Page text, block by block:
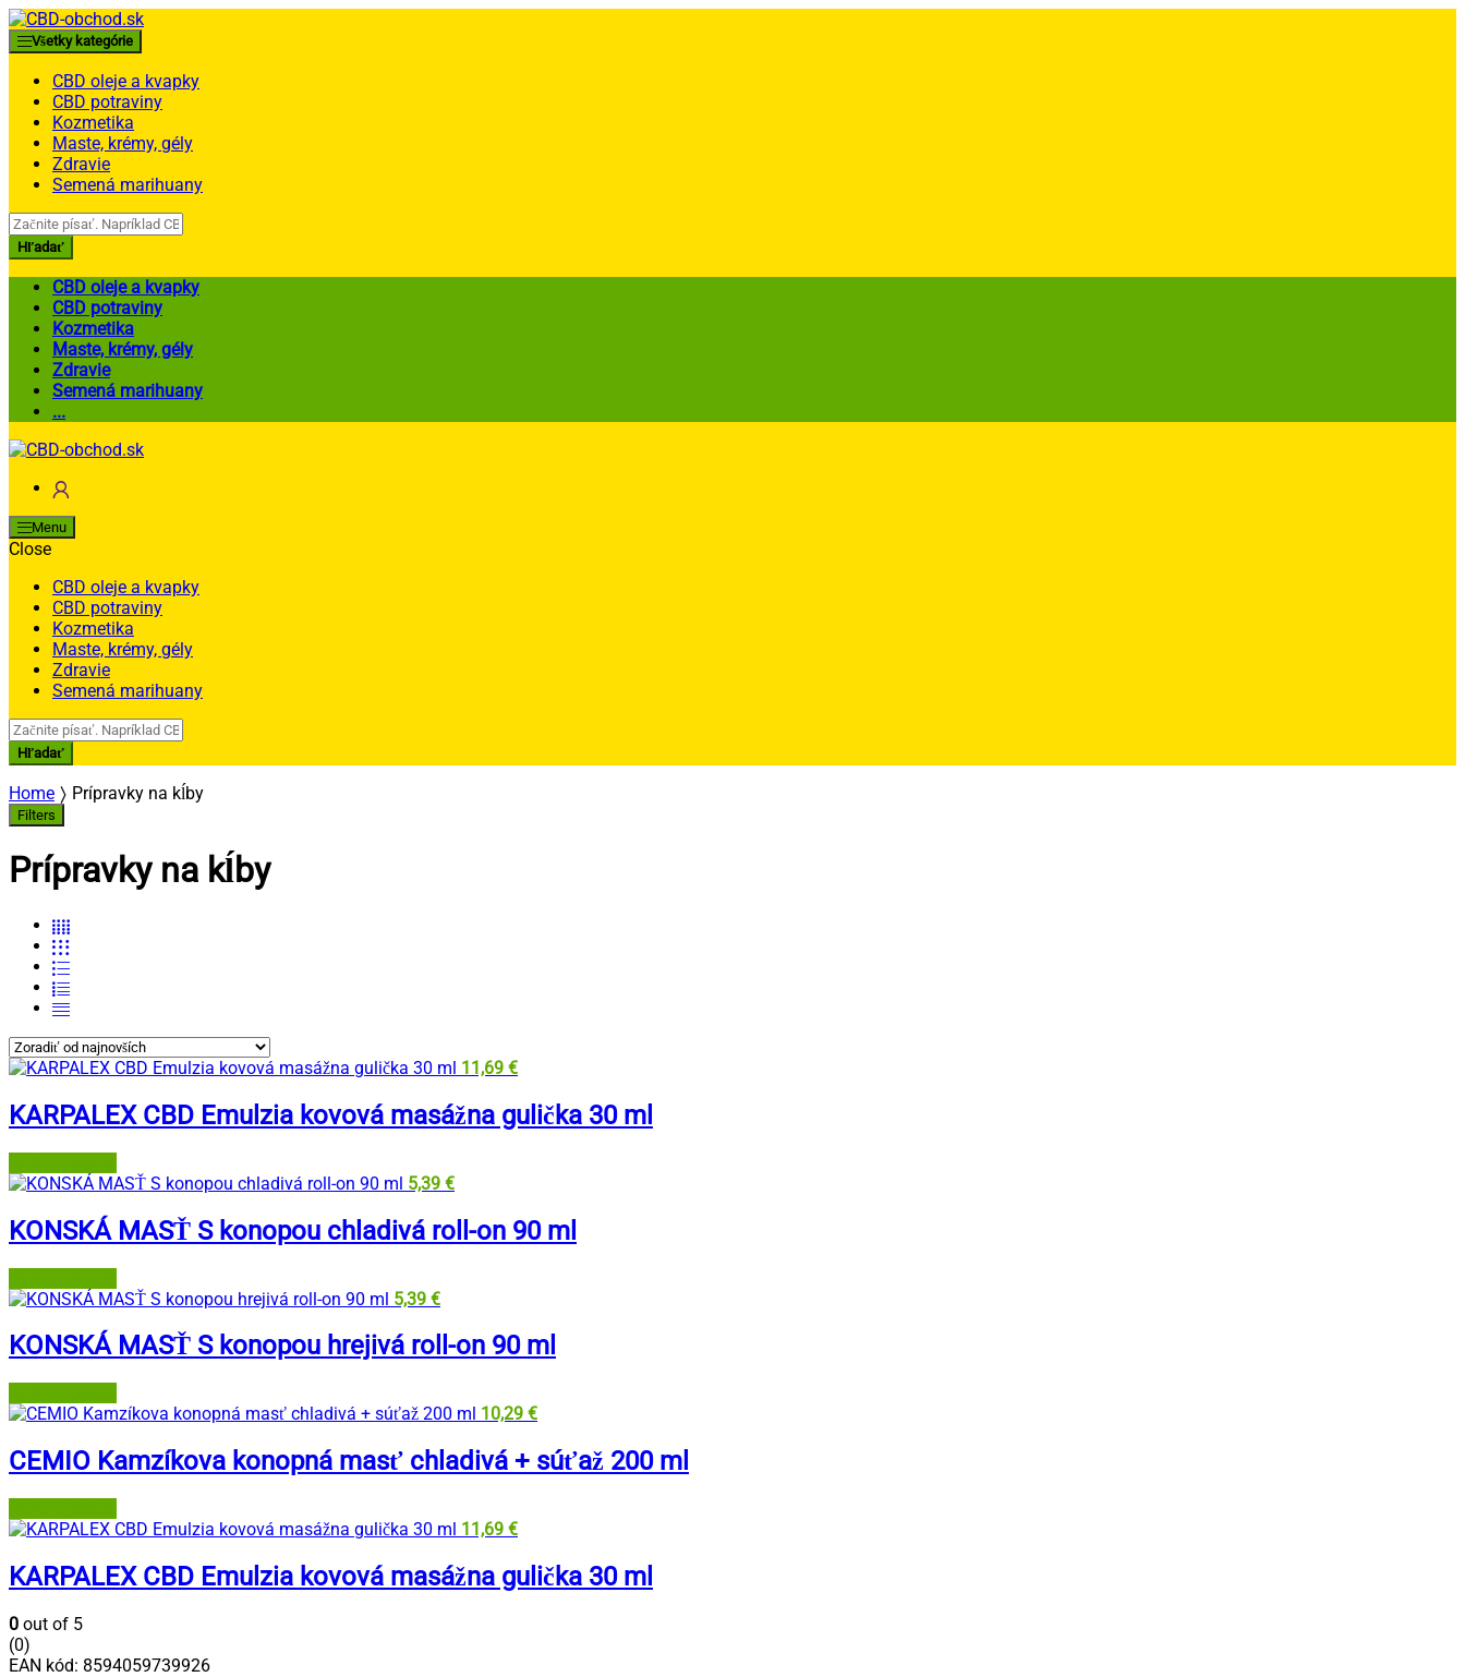
Skip
to
navigation
Skip
to
content
Všetky kategórie
CBD oleje a kvapky
CBD potraviny
Kozmetika
Maste, krémy, gély
Zdravie
Semená marihuany
Search
for:
Hľadať
CBD oleje a kvapky
CBD potraviny
Kozmetika
Maste, krémy, gély
Zdravie
Semená marihuany
...
Menu
Close
CBD oleje a kvapky
CBD potraviny
Kozmetika
Maste, krémy, gély
Zdravie
Semená marihuany
Search
for:
Hľadať
Home Prípravky na kĺby
Filters
Prípravky na kĺby
11,69 €
KARPALEX CBD Emulzia kovová masážna gulička 30 ml
5,39 €
KONSKÁ MASŤ S konopou chladivá roll-on 90 ml
5,39 €
KONSKÁ MASŤ S konopou hrejivá roll-on 90 ml
10,29 €
CEMIO Kamzíkova konopná masť chladivá + súťaž 200 ml
11,69 €
KARPALEX CBD Emulzia kovová masážna gulička 30 ml
0 out of 5
(0)
EAN kód: 8594059739926